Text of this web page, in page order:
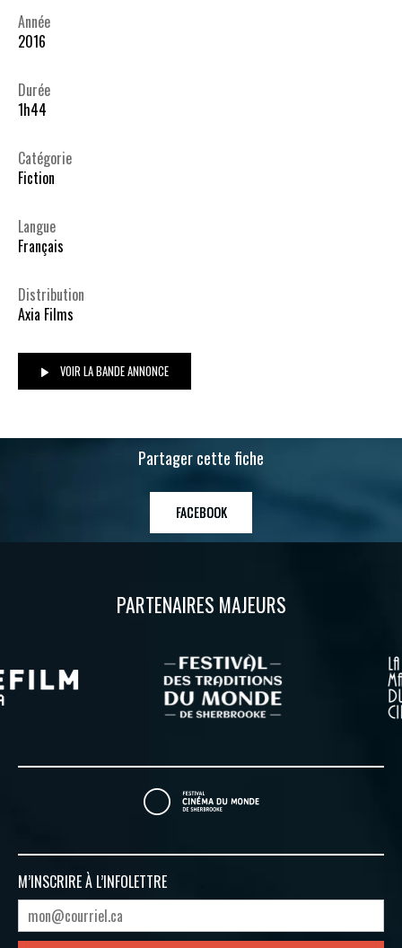
Année
2016
Durée
1h44
Catégorie
Fiction
Langue
Français
Distribution
Axia Films
VOIR LA BANDE ANNONCE
Partager cette fiche
FACEBOOK
PARTENAIRES MAJEURS
M’INSCRIRE À L’INFOLETTRE